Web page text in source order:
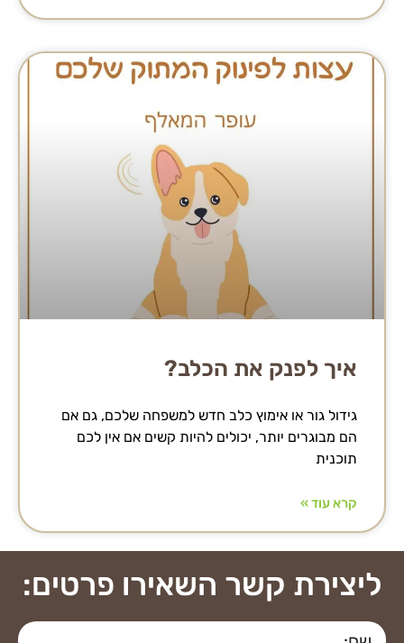
איך לפנק את הכלב?
גידול גור או אימוץ כלב חדש למשפחה שלכם, גם אם
הם מבוגרים יותר, יכולים להיות קשים אם אין לכם
תוכנית
קרא עוד »
ליצירת קשר השאירו פרטים: